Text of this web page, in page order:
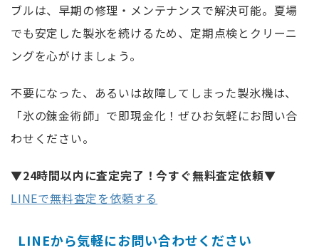
ブルは、早期の修理・メンテナンスで解決可能。夏場
でも安定した製氷を続けるため、定期点検とクリーニ
ングを心がけましょう。
不要になった、あるいは故障してしまった製氷機は、
「氷の錬金術師」で即現金化！ぜひお気軽にお問い合
わせください。
▼24時間以内に査定完了！今すぐ無料査定依頼▼
LINEで無料査定を依頼する
LINEから気軽にお問い合わせください